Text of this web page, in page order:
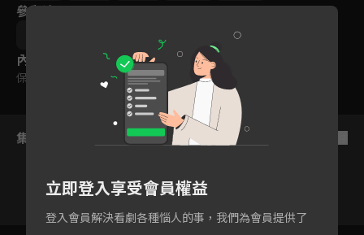
參與演員
內容標籤
保護級
集數列表
立即登入享受會員權益
登入會員解決看劇各種惱人的事，我們為會員提供了